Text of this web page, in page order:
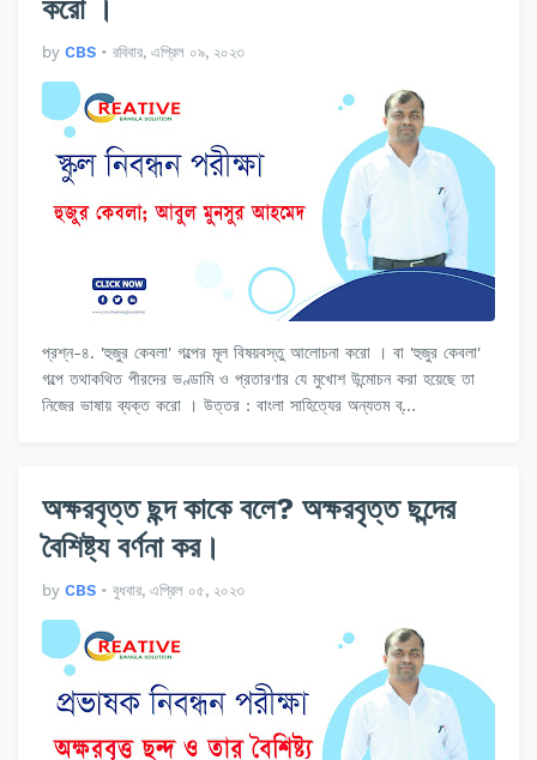
করো ।
by CBS • রবিবার, এপ্রিল ০৯, ২০২৩
প্রশ্ন-৪. 'হুজুর কেবলা' গল্পের মূল বিষয়বস্তু আলোচনা করো । বা 'হুজুর কেবলা'
গল্পে তথাকথিত পীরদের ভণ্ডামি ও প্রতারণার যে মুখোশ উন্মোচন করা হয়েছে তা
নিজের ভাষায় ব্যক্ত করো । উত্তর : বাংলা সাহিত্যের অন্যতম ব্…
অক্ষরবৃত্ত ছন্দ কাকে বলে? অক্ষরবৃত্ত ছন্দের
বৈশিষ্ট্য বর্ণনা কর।
by CBS • বুধবার, এপ্রিল ০৫, ২০২৩